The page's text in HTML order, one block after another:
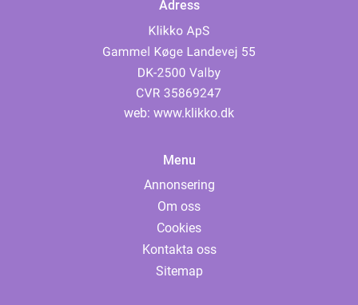
Adress
web: www.klikko.dk
Menu
Annonsering
Om oss
Cookies
Kontakta oss
Sitemap